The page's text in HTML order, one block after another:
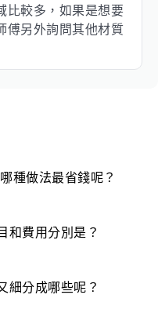
比較多，如果是想要
傅另外詢問其他材質
種做法最省錢呢？
和費用分別是？
細分成哪些呢？